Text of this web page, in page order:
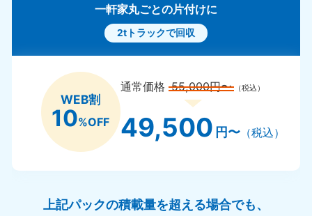
一軒家丸ごとの片付けに
2tトラックで回収
WEB割
10%OFF
通常価格55,000円〜 （税込）
49,500 円〜（税込）
上記パックの積載量を超える場合でも、